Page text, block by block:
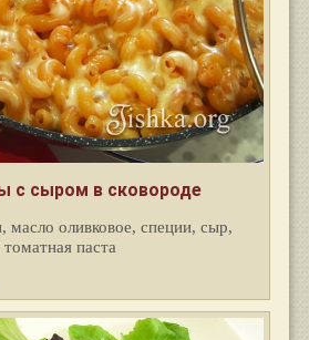
с сыром в сковороде
масло оливковое, специи, сыр,
томатная паста